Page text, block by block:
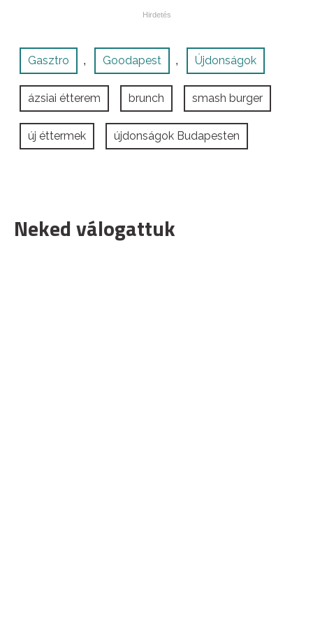
Gasztro , Goodapest , Újdonságok
ázsiai étterem brunch smash burger
új éttermek újdonságok Budapesten
Neked válogattuk